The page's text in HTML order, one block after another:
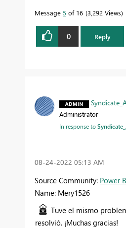
Message 5 of 16 3,292 Views
0 Reply
Administrator
In response to
‎08-24-2022 05:13 AM
Source Community: Power
Name: Mery1526
Tuve el mismo
resolvió. ¡Muchas gracias!